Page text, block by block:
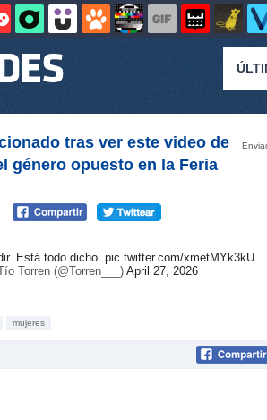
tras ver este video de
género opuesto en la Feria
Está todo dicho. pic.twitter.com/xmetMYk3kU
Torren (@Torren___) April 27, 2026
mujeres